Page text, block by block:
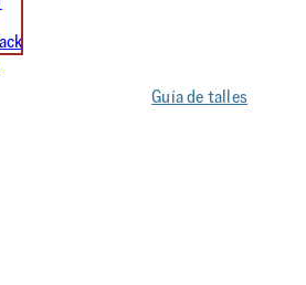
Guía de talles